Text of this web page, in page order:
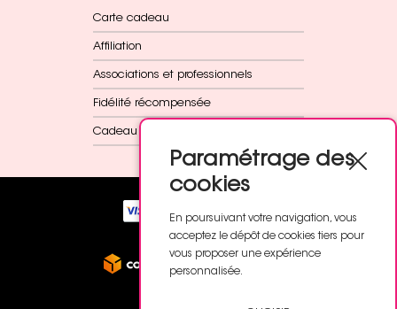
Carte cadeau
Affiliation
Associations et professionnels
Fidélité récompensée
Cadeau dès 60€
Paramétrage des
cookies
En poursuivant votre navigation, vous
acceptez le dépôt de cookies tiers pour
vous proposer une expérience
personnalisée.